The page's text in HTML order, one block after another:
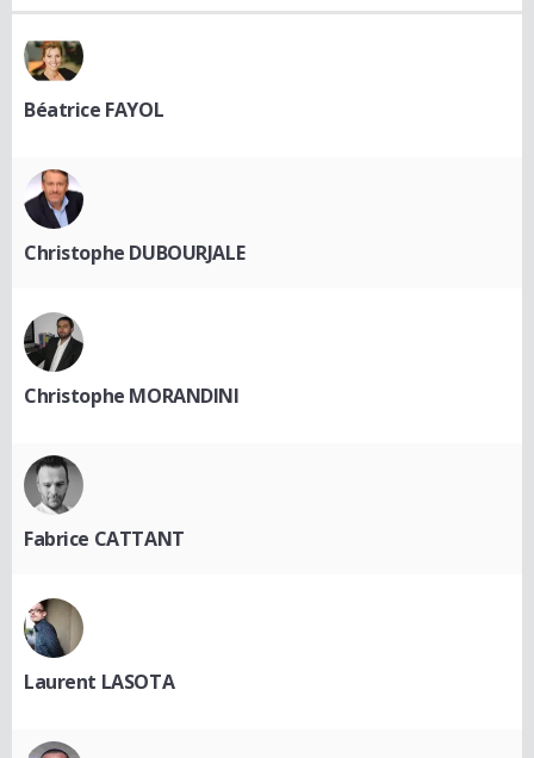
Béatrice FAYOL
Christophe DUBOURJALE
Christophe MORANDINI
Fabrice CATTANT
Laurent LASOTA